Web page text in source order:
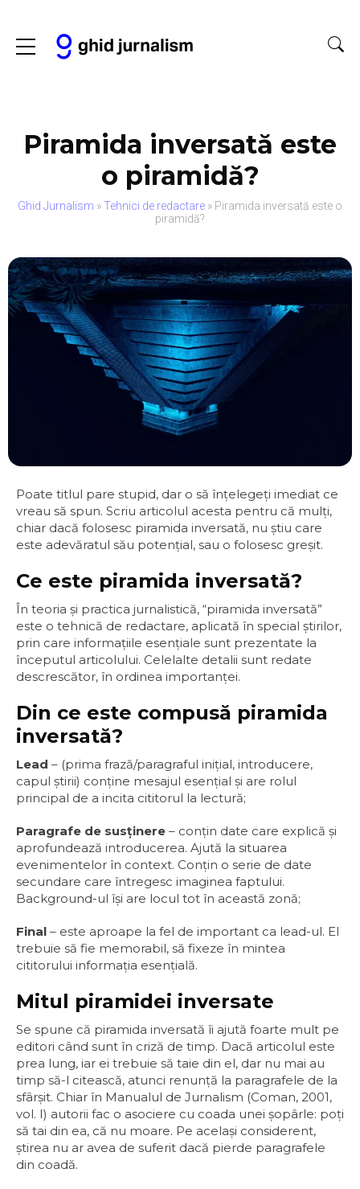
Piramida inversată este
o piramidă?
Ghid Jurnalism »Tehnici de redactare » Piramida inversată este o
piramidă?
Poate titlul pare stupid, dar o să înţelegeţi imediat ce
vreau să spun. Scriu articolul acesta pentru că mulţi,
chiar dacă folosesc piramida inversată, nu ştiu care
este adevăratul său potenţial, sau o folosesc greşit.
Ce este piramida inversată?
În teoria şi practica jurnalistică, “piramida inversată”
este o tehnică de redactare, aplicată în special ştirilor,
prin care informaţiile esenţiale sunt prezentate la
începutul articolului. Celelalte detalii sunt redate
descrescător, în ordinea importanţei.
Din ce este compusă piramida
inversată?
Lead – (prima frază/paragraful iniţial, introducere,
capul ştirii) conţine mesajul esenţial şi are rolul
principal de a incita cititorul la lectură;
Paragrafe de susţinere – conţin date care explică şi
aprofundează introducerea. Ajută la situarea
evenimentelor în context. Conţin o serie de date
secundare care întregesc imaginea faptului.
Background-ul îşi are locul tot în această zonă;
Final – este aproape la fel de important ca lead-ul. El
trebuie să fie memorabil, să fixeze în mintea
cititorului informaţia esenţială.
Mitul piramidei inversate
Se spune că piramida inversată îi ajută foarte mult pe
editori când sunt în criză de timp. Dacă articolul este
prea lung, iar ei trebuie să taie din el, dar nu mai au
timp să-l citească, atunci renunţă la paragrafele de la
sfârşit. Chiar în Manualul de Jurnalism (Coman, 2001,
vol. I) autorii fac o asociere cu coada unei şopârle: poţi
să tai din ea, că nu moare. Pe acelaşi considerent,
ştirea nu ar avea de suferit dacă pierde paragrafele
din coadă.